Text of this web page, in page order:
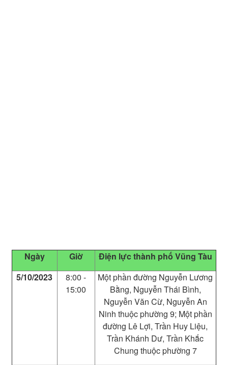
Ngày Giờ Điện lựcthành phố Vũng Tàu
5/10/2023
8:00 -
15:00
Một phần đường Nguyễn Lương
Bằng, Nguyễn Thái Bình,
Nguyễn Văn Cừ, Nguyễn An
Ninh thuộc phường 9; Một phần
đường Lê Lợi, Trần Huy Liệu,
Trần Khánh Dư, Trần Khắc
Chung thuộc phường 7